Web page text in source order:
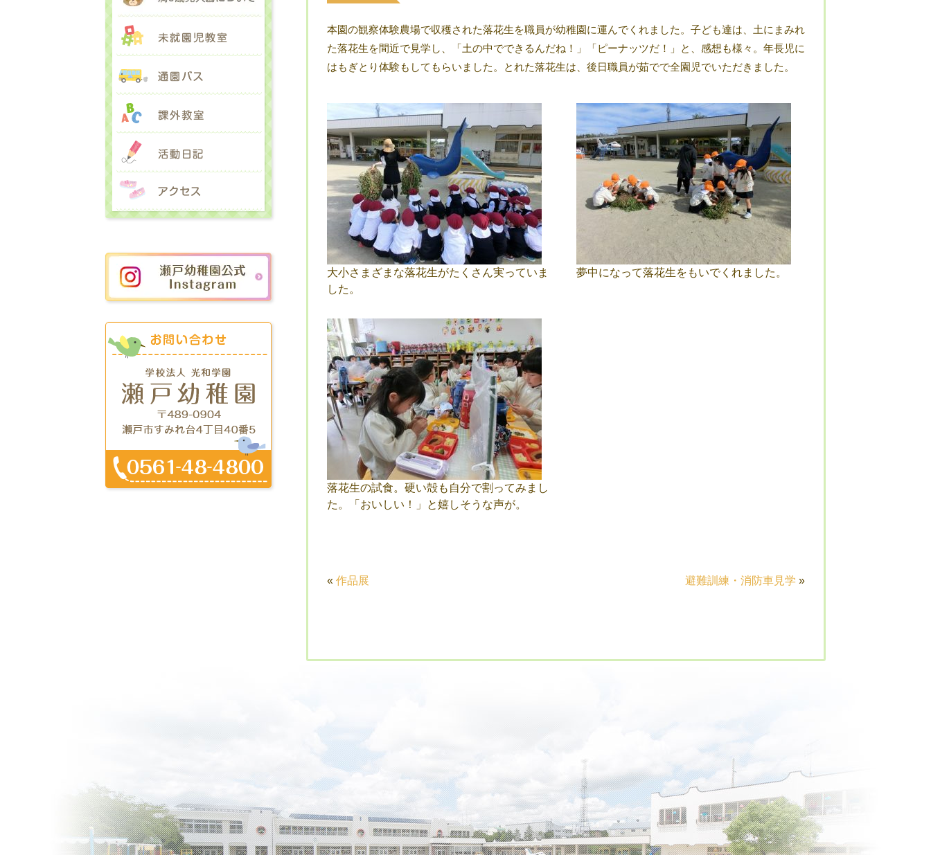
本園の観察体験農場で収穫された落花生を職員が幼稚園に運んでくれました。子ども達は、土にまみれ
た落花生を間近で見学し、「土の中でできるんだね！」「ピーナッツだ！」と、感想も様々。年長児に
はもぎとり体験もしてもらいました。とれた落花生は、後日職員が茹でで全園児でいただきました。
大小さまざまな落花生がたくさん実っていま
した。
夢中になって落花生をもいでくれました。
落花生の試食。硬い殻も自分で割ってみまし
た。「おいしい！」と嬉しそうな声が。
« 作品展 避難訓練・消防車見学 »
課外教室
活動日記
アクセス